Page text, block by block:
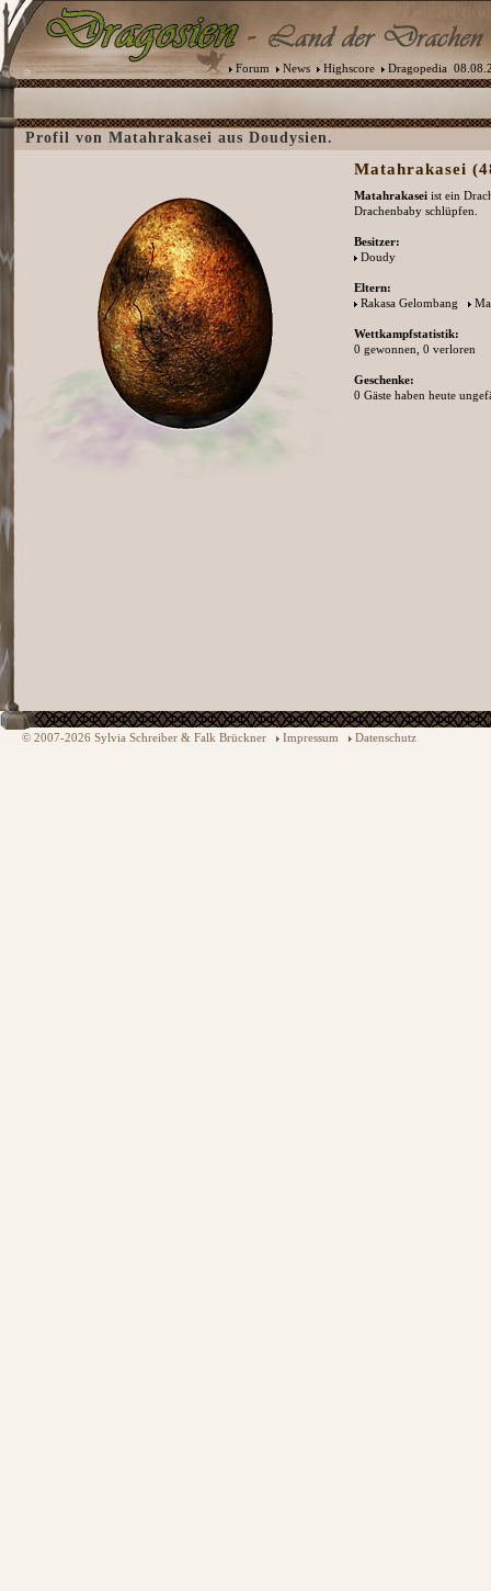
Forum News Highscore Dragopedia
Profil von Matahrakasei aus Doudysien.
Matahrakasei
Matahrakasei ist ein
Drachenbaby schlüpfen.
Besitzer:
Doudy
Eltern:
Rakasa Gelombang
Wettkampfstatistik:
0 gewonnen, 0 verloren
Geschenke:
0 Gäste haben heute
© 2007-2026 Sylvia Schreiber & Falk Brückner Impressum Datenschutz